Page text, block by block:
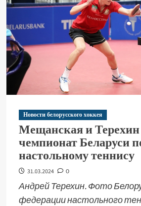
Новости белорусского хоккея
Мещанская и
чемпионат Беларуси
настольному теннису
31.03.2024 0
Андрей Терехин. Фото
федерации настольного